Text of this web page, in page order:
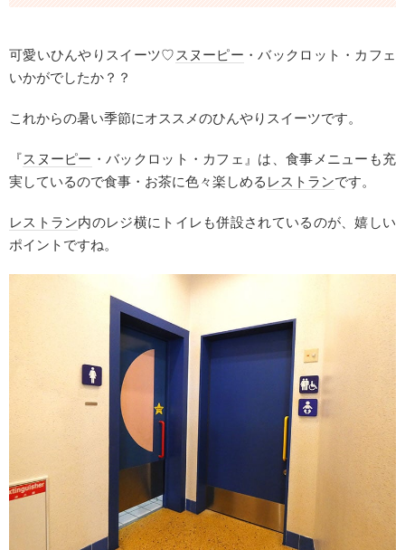
可愛いひんやりスイーツ♡ スヌーピー ・バックロット・カフェ
いかがでしたか？？
これからの暑い季節にオススメのひんやりスイーツです。
『スヌーピー ・バックロット・カフェ』は、食事メニューも充
実しているので食事・お茶に色々楽しめる レストランです。
レストラン内のレジ横にトイレも併設されているのが、嬉しい
ポイントですね。